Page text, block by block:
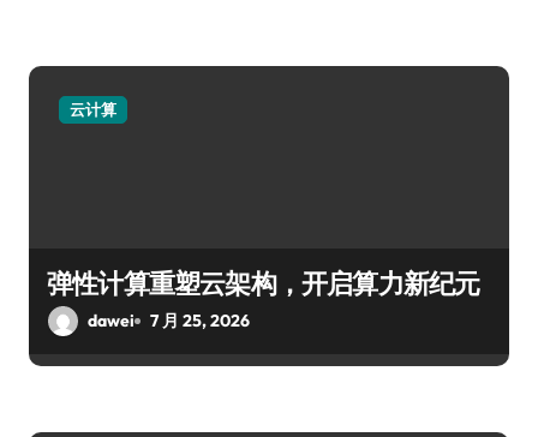
云计算
弹性计算重塑云架构，开启算力新纪元
dawei 7 月 25, 2026